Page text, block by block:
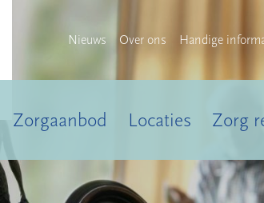
Nieuws Over ons Handige
Zorgaanbod Locaties Zorg